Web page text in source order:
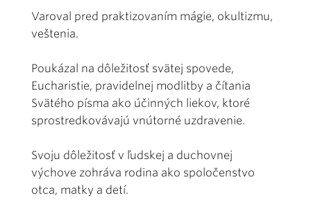
Varoval pred praktizovaním mágie, okultizmu,
veštenia.
Poukázal na dôležitosť svätej spovede,
Eucharistie, pravidelnej modlitby a čítania
Svätého písma ako účinných liekov, ktoré
sprostredkovávajú vnútorné uzdravenie.
Svoju dôležitosť v ľudskej a duchovnej
výchove zohráva rodina ako spoločenstvo
otca, matky a detí.